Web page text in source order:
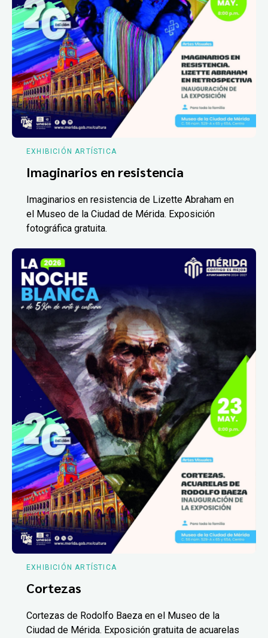
EXHIBICIÓN ARTÍSTICA
Imaginarios en resistencia
Imaginarios en resistencia de Lizette Abraham en
el Museo de la Ciudad de Mérida. Exposición
fotográfica gratuita.
EXHIBICIÓN ARTÍSTICA
Cortezas
Cortezas de Rodolfo Baeza en el Museo de la
Ciudad de Mérida. Exposición gratuita de acuarelas